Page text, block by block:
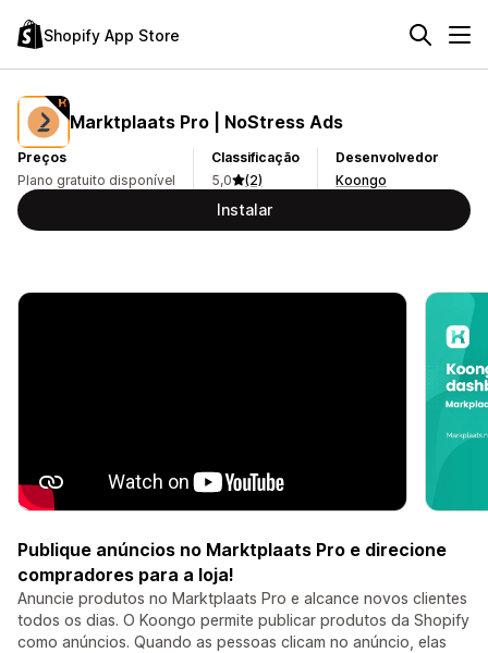
Shopify App Store
Marktplaats Pro | NoStress Ads
Preços
Plano gratuito disponível
Classificação
5,0
(2)
Desenvolvedor
Koongo
Instalar
Publique anúncios no Marktplaats Pro e direcione
compradores para a loja!
Anuncie produtos no Marktplaats Pro e alcance novos clientes
todos os dias. O Koongo permite publicar produtos da Shopify
como anúncios. Quando as pessoas clicam no anúncio, elas